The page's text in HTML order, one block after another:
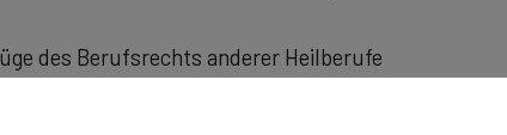
des Berufsrechts anderer Heilberufe